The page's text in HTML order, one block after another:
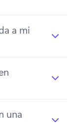
a mi
una